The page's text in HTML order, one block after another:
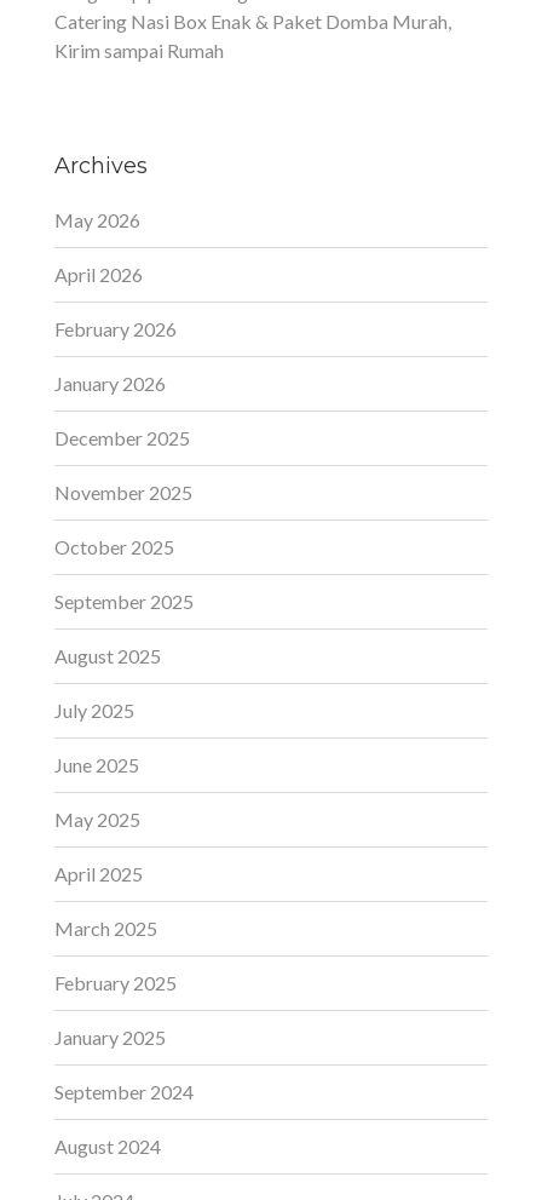
Catering Nasi Box Enak & Paket Domba Murah,
Kirim sampai Rumah
Archives
May 2026
April 2026
February 2026
January 2026
December 2025
November 2025
October 2025
September 2025
August 2025
July 2025
June 2025
May 2025
April 2025
March 2025
February 2025
January 2025
September 2024
August 2024